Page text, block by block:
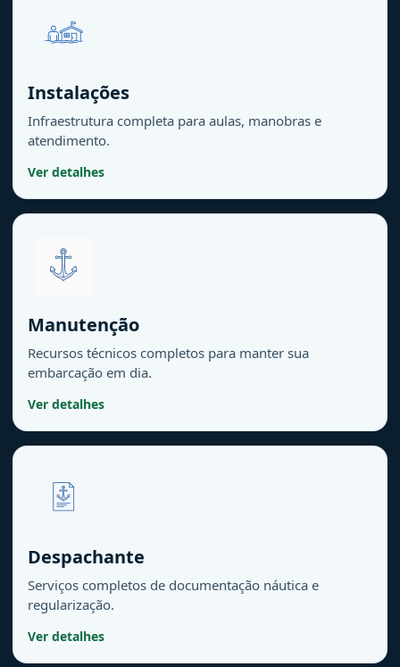
Instalações
Infraestrutura completa para aulas, manobras e
atendimento.
Ver detalhes
Manutenção
Recursos técnicos completos para manter sua
embarcação em dia.
Ver detalhes
Despachante
Serviços completos de documentação náutica e
regularização.
Ver detalhes